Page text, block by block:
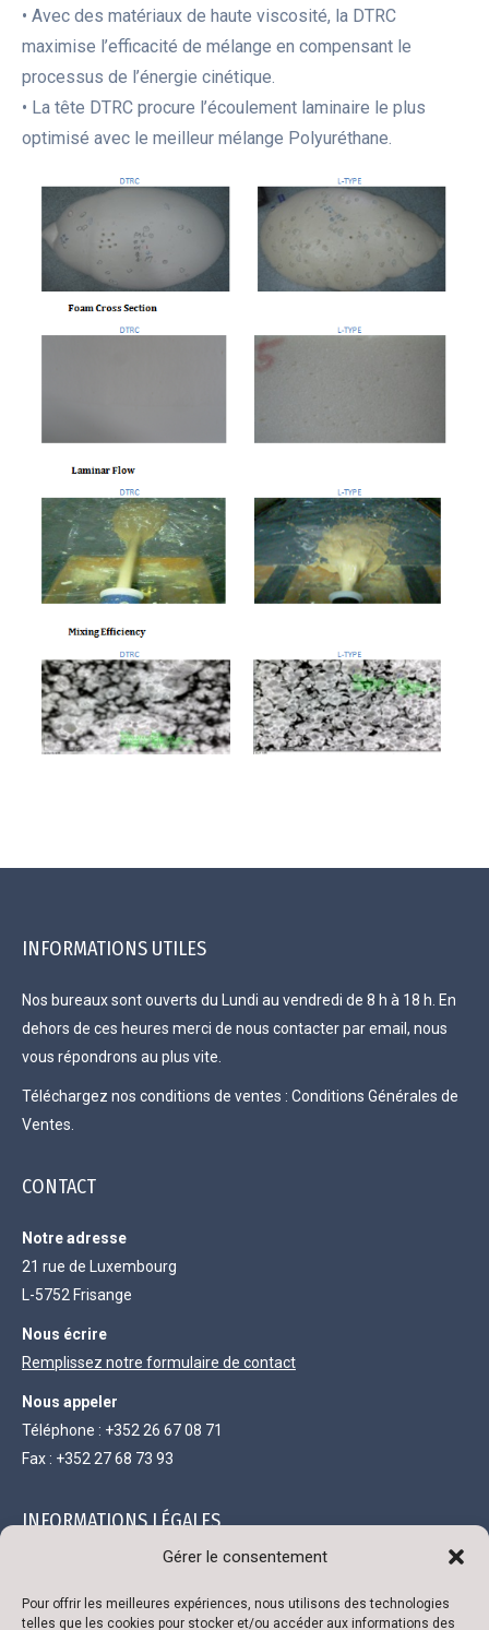
Gérer le consentement
Pour offrir les meilleures expériences, nous utilisons des technologies
telles que les cookies pour stocker et/ou accéder aux informations des
• Avec des matériaux de haute viscosité, la DTRC
maximise l’efficacité de mélange en compensant le
processus de l’énergie cinétique.
• La tête DTRC procure l’écoulement laminaire le plus
optimisé avec le meilleur mélange Polyuréthane.
INFORMATIONS UTILES
Nos bureaux sont ouverts du Lundi au vendredi de 8 h à 18 h. En
dehors de ces heures merci de nous contacter par email , nous
vous répondrons au plus vite.
Téléchargez nos conditions de ventes : Conditions Générales de
Ventes.
CONTACT
Notre adresse
21 rue de Luxembourg
L-5752 Frisange
Nous écrire
Remplissez notre formulaire de contact
Nous appeler
Téléphone : +352 26 67 08 71
Fax : +352 27 68 73 93
INFORMATIONS LÉGALES
R.C. Luxembourg B 118719